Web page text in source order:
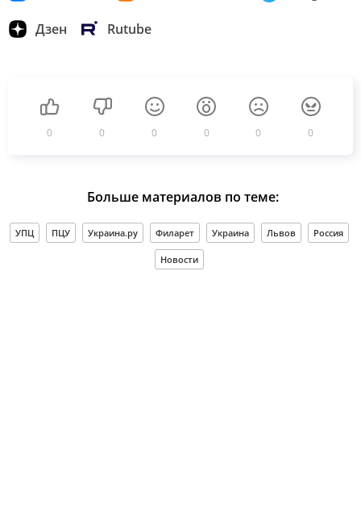
Дзен Rutube
0 0 0 0 0 0
Больше материалов по теме:
УПЦ ПЦУ Украина.ру Филарет Украина Львов Россия
Новости